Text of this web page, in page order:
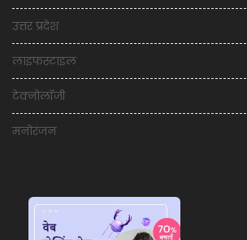
उत्तर प्रदेश
लाइफस्टाइल
टेक्नोलॉजी
मनोरंजन